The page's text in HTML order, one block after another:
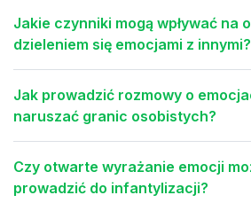
Jakie czynniki mogą wpływać na
dzieleniem się emocjami z innymi?
Jak prowadzić rozmowy o
naruszać granic osobistych?
Czy otwarte wyrażanie emocji
prowadzić do infantylizacji?